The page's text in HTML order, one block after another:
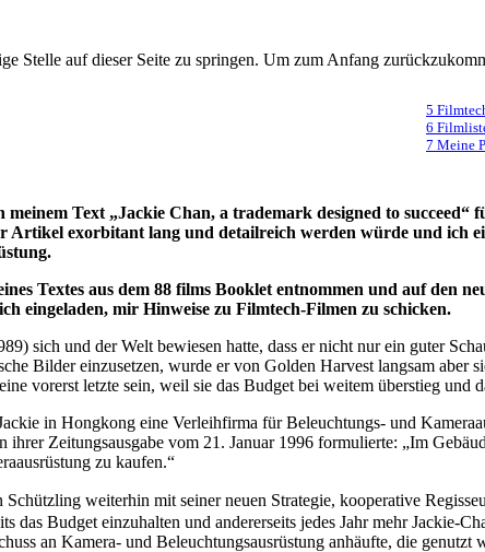
Stelle auf dieser Seite zu springen. Um zum Anfang
5
6
7 Meine
Text „Jackie Chan, a trademark designed to
exorbitant lang und detailreich werden würde und ich
Textes aus dem 88 films Booklet entnommen und auf den
eingeladen, mir Hinweise zu Filmtech-Filmen zu schicken.
sich und der Welt bewiesen hatte, dass er nicht nur ein guter
Bilder einzusetzen, wurde er von Golden Harvest langsam
vorerst letzte sein, weil sie das Budget bei weitem überstieg und
in Hongkong eine Verleihfirma für Beleuchtungs- und
Zeitungsausgabe vom 21. Januar 1996 formulierte: „Im
zu kaufen.“
Schützling weiterhin mit seiner neuen Strategie, kooperative
das Budget einzuhalten und andererseits jedes Jahr mehr
an Kamera- und Beleuchtungsausrüstung anhäufte, die genutzt